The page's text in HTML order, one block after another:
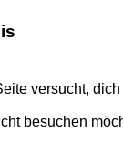
versucht, dich
besuchen